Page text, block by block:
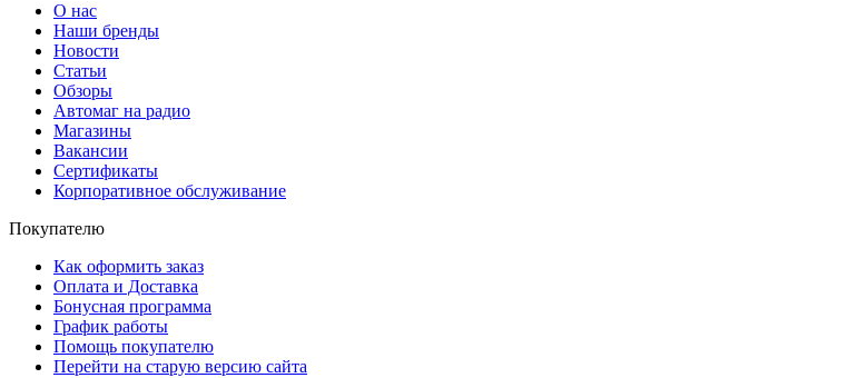
О нас
Наши бренды
Новости
Статьи
Обзоры
Автомаг на радио
Магазины
Вакансии
Сертификаты
Корпоративное обслуживание
Покупателю
Как оформить заказ
Оплата и Доставка
Бонусная программа
График работы
Помощь покупателю
Перейти на старую версию сайта